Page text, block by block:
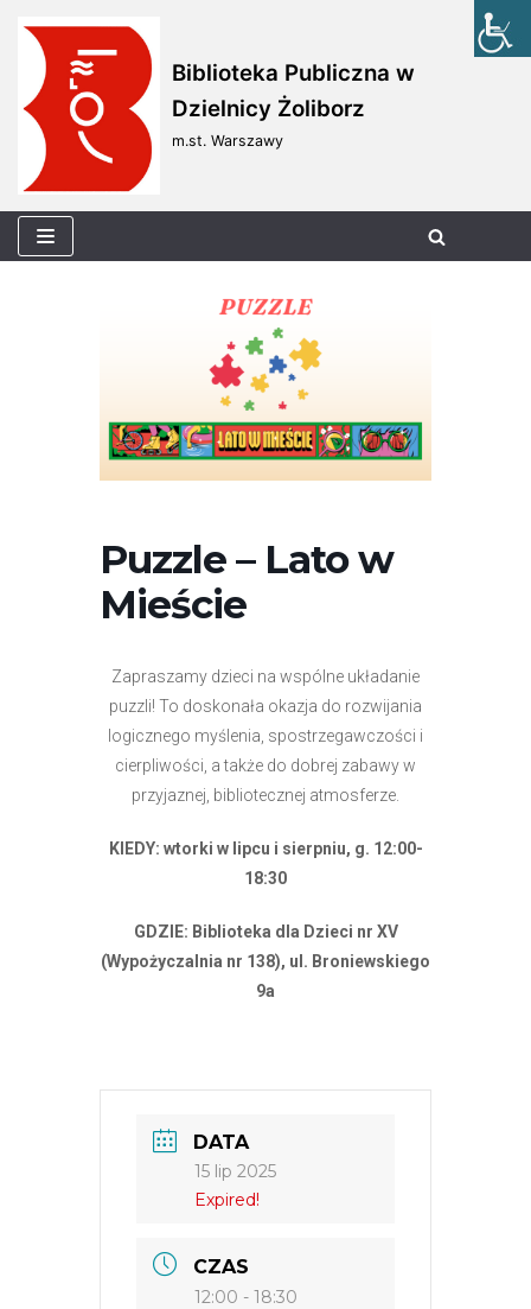
Skocz
do
treści
Biblioteka Publiczna w
Dzielnicy Żoliborz
m.st. Warszawy
Puzzle – Lato w
Mieście
Zapraszamy dzieci na wspólne układanie
puzzli! To doskonała okazja do rozwijania
logicznego myślenia, spostrzegawczości i
cierpliwości, a także do dobrej zabawy w
przyjaznej, bibliotecznej atmosferze.
KIEDY: wtorki w lipcu i sierpniu, g. 12:00-
18:30
GDZIE: Biblioteka dla Dzieci nr XV
(Wypożyczalnia nr 138), ul. Broniewskiego
9a
DATA
15 lip 2025
Expired!
CZAS
12:00 - 18:30